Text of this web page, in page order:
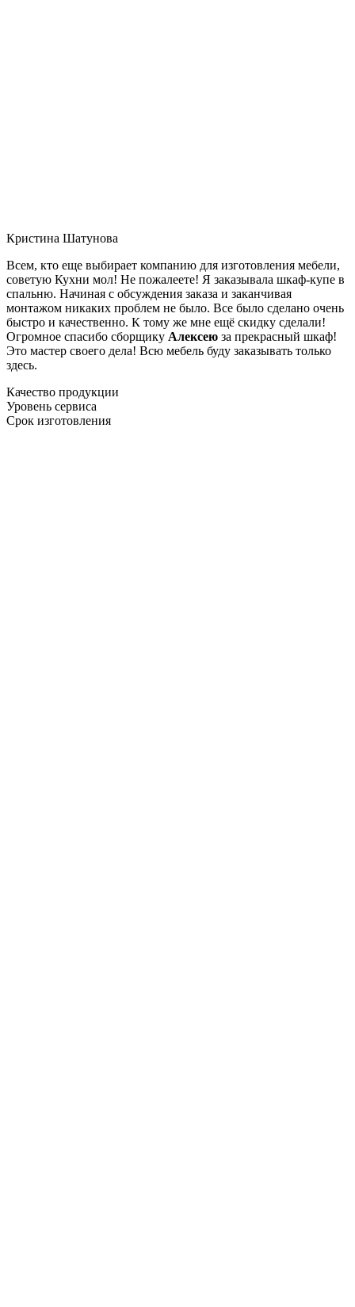
Кристина Шатунова
Всем, кто еще выбирает компанию для изготовления мебели,
советую Кухни мол! Не пожалеете! Я заказывала шкаф-купе в
спальню. Начиная с обсуждения заказа и заканчивая
монтажом никаких проблем не было. Все было сделано очень
быстро и качественно. К тому же мне ещё скидку сделали!
Огромное спасибо сборщику Алексею за прекрасный шкаф!
Это мастер своего дела! Всю мебель буду заказывать только
здесь.
Качество продукции
Уровень сервиса
Срок изготовления